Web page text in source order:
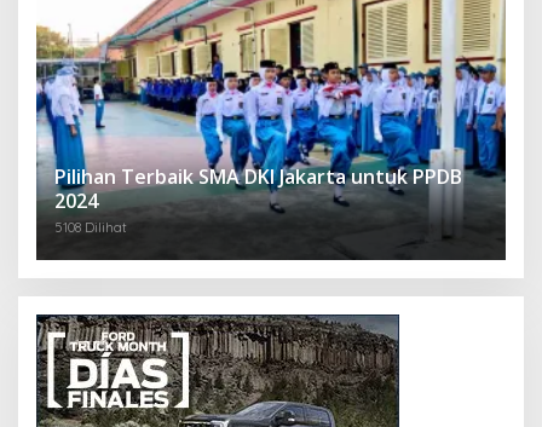
Pilihan Terbaik SMA DKI Jakarta untuk PPDB
2024
5108 Dilihat